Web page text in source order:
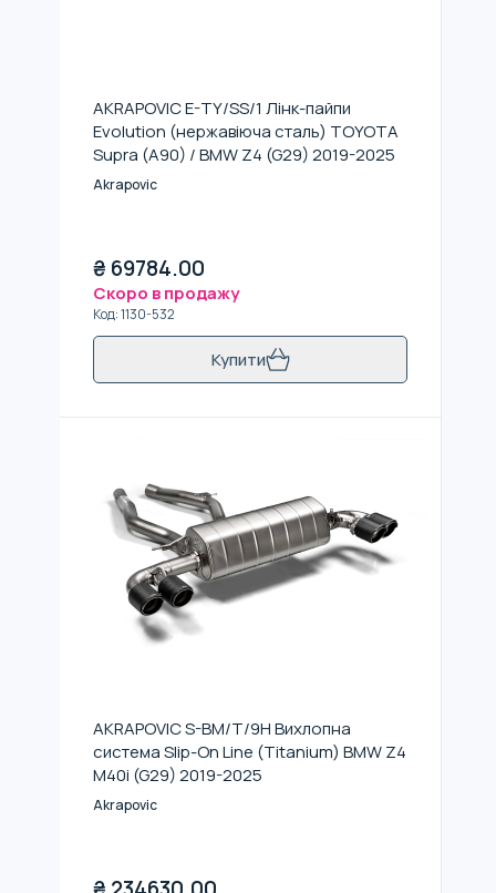
AKRAPOVIC E-TY/SS/1 Лінк-пайпи
Evolution (нержавіюча сталь) TOYOTA
Supra (A90) / BMW Z4 (G29) 2019-2025
Akrapovic
₴ 69784.00
Скоро в продажу
Код:1130-532
Купити
AKRAPOVIC S-BM/T/9H Вихлопна
система Slip-On Line (Titanium) BMW Z4
M40i (G29) 2019-2025
Akrapovic